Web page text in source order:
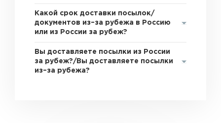
Какой срок доставки посылок/
документов из–за рубежа в Россию
или из России за рубеж?
Вы доставляете посылки из России
за рубеж?/Вы доставляете посылки
из–за рубежа?